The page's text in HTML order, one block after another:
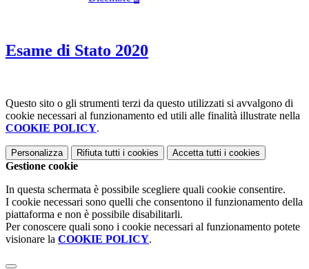
Esame di Stato 2020
Questo sito o gli strumenti terzi da questo utilizzati si avvalgono di
cookie necessari al funzionamento ed utili alle finalità illustrate nella
COOKIE POLICY.
Personalizza Rifiuta tutti i cookies Accetta tutti i cookies
Gestione cookie
In questa schermata è possibile scegliere quali cookie consentire.
I cookie necessari sono quelli che consentono il funzionamento della
piattaforma e non è possibile disabilitarli.
Per conoscere quali sono i cookie necessari al funzionamento potete
visionare la COOKIE POLICY.